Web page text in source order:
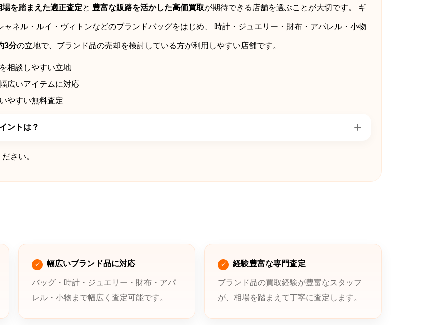
場を踏まえた適正査定と 豊富な販路を活かした高価買取が期待できる店舗を選ぶことが大切です。 ギ
ネル・ルイ・ヴィトンなどのブランドバッグをはじめ、 時計・ジュエリー・財布・アパレル・小物
3分の立地で、ブランド品の売却を検討している方が利用しやすい店舗です。
相談しやすい立地
広いアイテムに対応
やすい無料査定
ントは？
さい。
幅広いブランド品に対応
バッグ・時計・ジュエリー・財布・アパ
レル・小物まで幅広く査定可能です。
経験豊富な専門査定
ブランド品の買取経験が豊富なスタッフ
が、相場を踏まえて丁寧に査定します。